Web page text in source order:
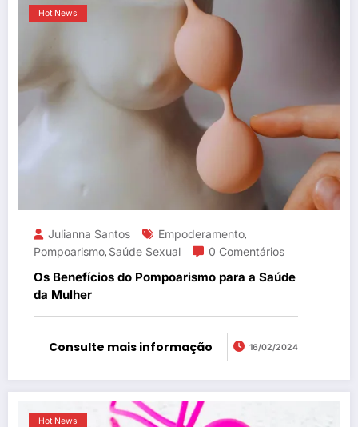
Hot News
Julianna Santos Empoderamento,
Pompoarismo, Saúde Sexual 0 Comentários
Os Benefícios do Pompoarismo para a Saúde
da Mulher
Consulte mais informação 16/02/2024
Hot News